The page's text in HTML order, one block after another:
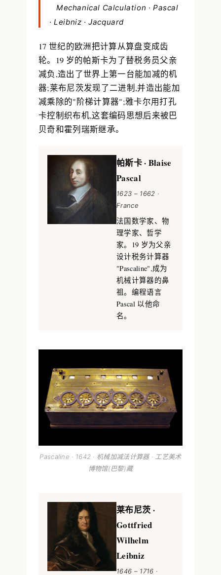
Mechanical Calculation · Pascal
· Leibniz · Jacquard
17 世纪的欧洲把计算从算盘变成齿
轮。19 岁的帕斯卡为了替税务员父亲
减负,造出了世界上第一台能加减的机
器;莱布尼茨发现了二进制,并造出能加
减乘除的"阶梯计算器";雅卡尔用打孔
卡控制织布机,这套编码思想后来被巴
贝奇和霍列瑞斯继承。
帕斯卡 · Blaise
Pascal
1623 – 1662 ·
France
法国数学家、物
理学家、哲学
家。19 岁为父亲
设计税务计算器
"Pascaline",成为
机械计算器的鼻
祖。编程语言
Pascal 以他命
名。
Pascaline · 1642 · 机械加减法计算器 · 工艺美术
博物馆(巴黎)藏
莱布尼茨 ·
Gottfried
Wilhelm
Leibniz
1646 – 1716 ·